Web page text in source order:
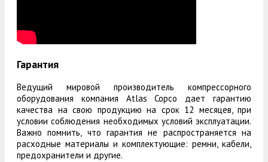
Гарантия
Ведущий мировой производитель компрессорного
оборудования компания Atlas Copco дает гарантию
качества на свою продукцию на срок 12 месяцев, при
условии соблюдения необходимых условий эксплуатации.
Важно помнить, что гарантия не распространяется на
расходные материалы и комплектующие: ремни, кабели,
предохранители и другие.